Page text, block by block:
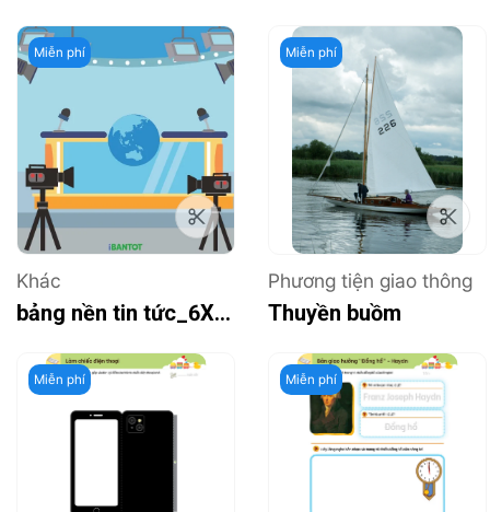
Miễn phí
Khác
bảng nền tin tức_6X6_1
Miễn phí
Phương tiện giao thông
Thuyền buồm
Miễn phí Miễn phí